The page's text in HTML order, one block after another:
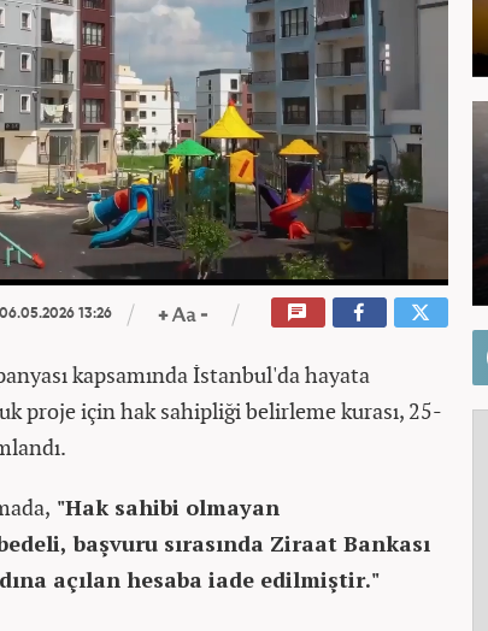
06.05.2026 13:26
kapsamında İstanbul'da hayata
proje için hak sahipliği belirleme kurası, 25-
"Hak sahibi olmayan
başvuru sırasında Ziraat Bankası
açılan hesaba iade edilmiştir."